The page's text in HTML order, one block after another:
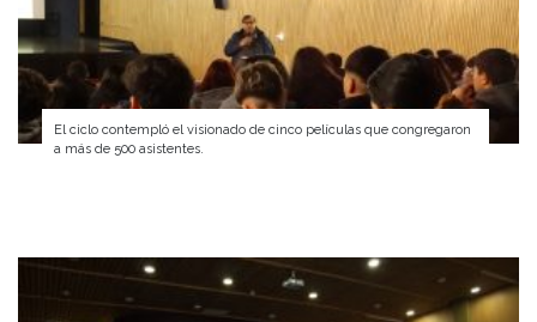
El ciclo contempló el visionado de cinco películas que congregaron
a más de 500 asistentes.